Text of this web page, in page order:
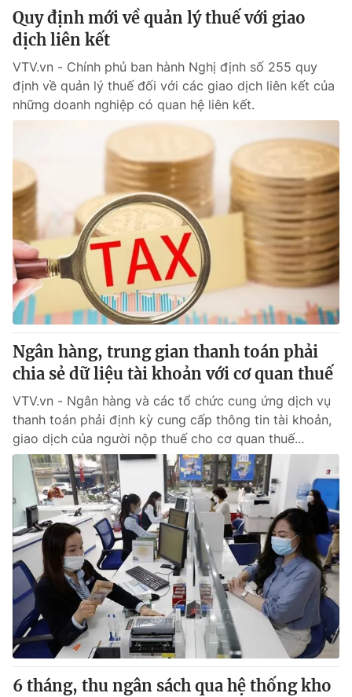
Quy định mới về quản lý thuế với giao
dịch liên kết
VTV.vn - Chính phủ ban hành Nghị định số 255 quy
định về quản lý thuế đối với các giao dịch liên kết của
những doanh nghiệp có quan hệ liên kết.
Ngân hàng, trung gian thanh toán phải
chia sẻ dữ liệu tài khoản với cơ quan thuế
VTV.vn - Ngân hàng và các tổ chức cung ứng dịch vụ
thanh toán phải định kỳ cung cấp thông tin tài khoản,
giao dịch của người nộp thuế cho cơ quan thuế...
6 tháng, thu ngân sách qua hệ thống kho